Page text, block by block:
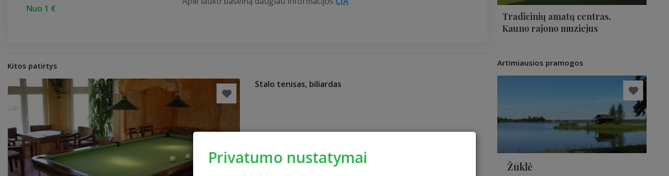
Privatumo nustatymai
Nuo 1 €
Kitos patirtys
Stalo tenisas, biliardas
Tradicinių amatų centras,
Kauno rajono muziejus
Artimiausios pramogos
Žūklė